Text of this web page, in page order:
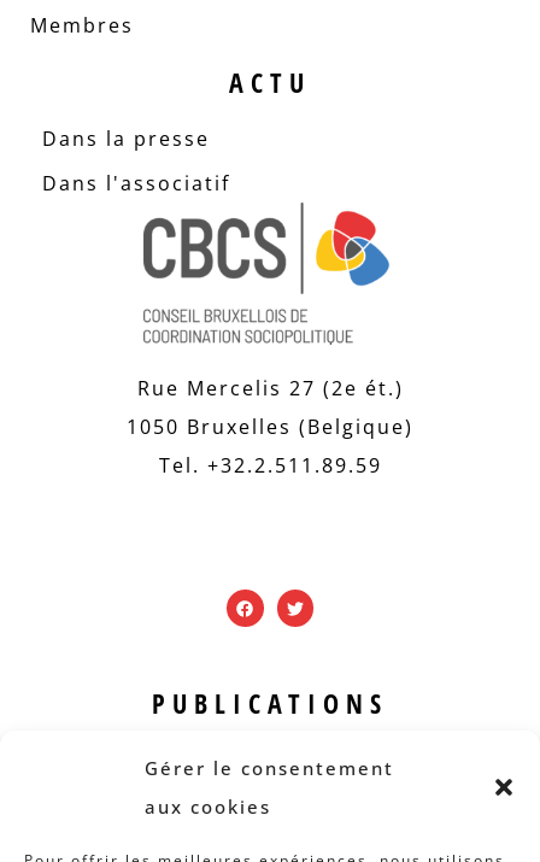
Gérer le consentement
aux cookies
Membres
ACTU
Dans la presse
Dans l'associatif
Rue Mercelis 27 (2e ét.)
1050 Bruxelles (Belgique)
Tel. +32.2.511.89.59
PUBLICATIONS
Revue B.I.S.
Rapports et analyses
Articles